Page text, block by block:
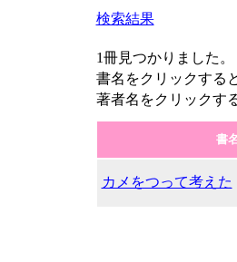
検索結果
1冊見つかりました。
書名をクリックする
著者名をクリックす
書
カメをつって考えた